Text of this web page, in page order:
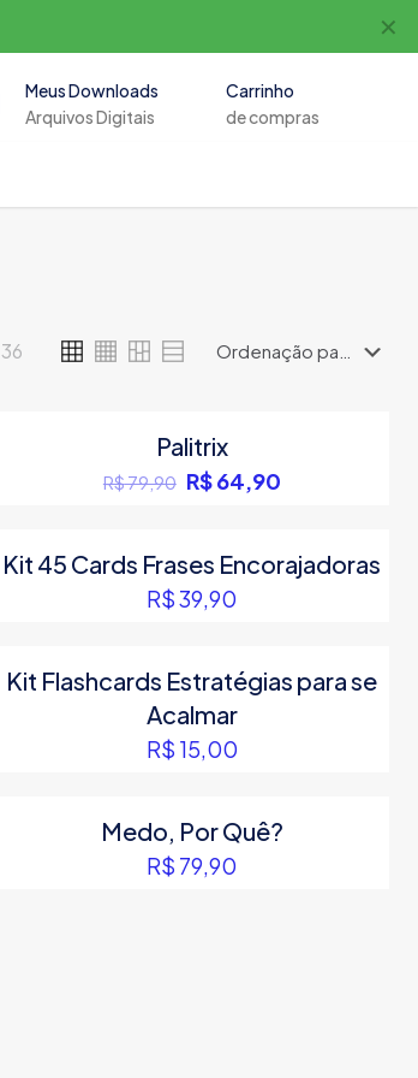
✕
Meus Downloads
Arquivos Digitais
Carrinho
de compras
36
Palitrix
R$79,90 Original
R$ 79,90.
R$64,90Current
R$ 64,90.
Kit 45 Cards Frases Encorajadoras
R$39,90
Kit Flashcards Estratégias para se
Acalmar
R$ 15,00
Medo, Por Quê?
R$ 79,90